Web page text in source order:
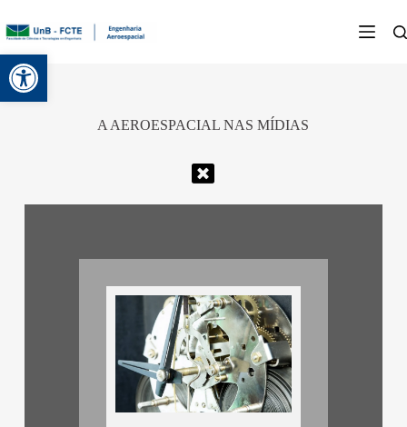
Abrir a barra de ferramentas
A AEROESPACIAL NAS MÍDIAS